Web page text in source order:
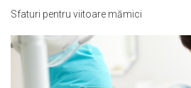
Sfaturi pentru viitoare mămici